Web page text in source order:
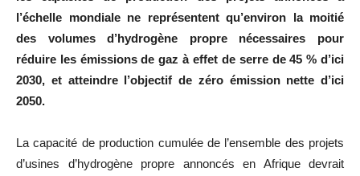
l’échelle mondiale ne représentent qu’environ la moitié
des volumes d’hydrogène propre nécessaires pour
réduire les émissions de gaz à effet de serre de 45 % d’ici
2030, et atteindre l’objectif de zéro émission nette d’ici
2050.
La capacité de production cumulée de l’ensemble des projets
d’usines d’hydrogène propre annoncés en Afrique devrait